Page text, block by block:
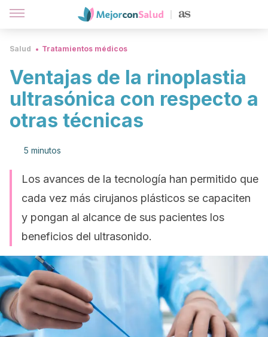
Salud Tratamientos médicos
Ventajas de la rinoplastia
ultrasónica con respecto a
otras técnicas
5 minutos
Los avances de la tecnología han permitido que
cada vez más cirujanos plásticos se capaciten
y pongan al alcance de sus pacientes los
beneficios del ultrasonido.